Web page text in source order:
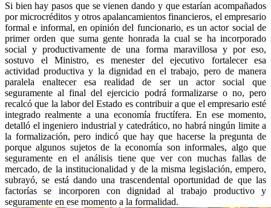
Si bien hay pasos que se vienen dando y que estarían acompañados
por microcréditos y otros apalancamientos financieros, el empresario
formal e informal, en opinión del funcionario, es un actor social de
primer orden que suma gente honrada la cual se ha incorporado
social y productivamente de una forma maravillosa y por eso,
sostuvo el Ministro, es menester del ejecutivo fortalecer esa
actividad productiva y la dignidad en el trabajo, pero de manera
paralela enaltecer esa realidad de ser un actor social que
seguramente al final del ejercicio podrá formalizarse o no, pero
recalcó que la labor del Estado es contribuir a que el empresario esté
integrado realmente a una economía fructífera. En ese momento,
detalló el ingeniero industrial y catedrático, no habrá ningún limite a
la formalización, pero indicó que hay que hacerse la pregunta de
porque algunos sujetos de la economía son informales, algo que
seguramente en el análisis tiene que ver con muchas fallas de
mercado, de la institucionalidad y de la misma legislación, empero,
subrayó, se está dando una trascendental oportunidad de que las
factorías se incorporen con dignidad al trabajo productivo y
seguramente en ese momento a la formalidad.